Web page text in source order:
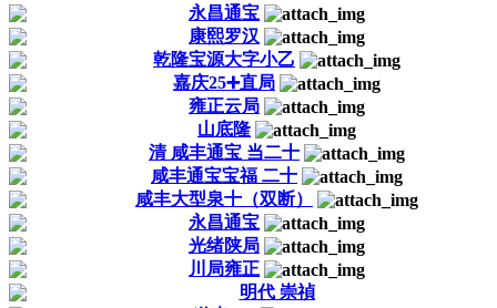
永昌通宝
康熙罗汉
乾隆宝源大字小乙
嘉庆25➕直局
雍正云局
山底隆
清 咸丰通宝 当二十
咸丰通宝宝福 二十
咸丰大型泉十（双断）
永昌通宝
光绪陕局
川局雍正
明代 崇禎